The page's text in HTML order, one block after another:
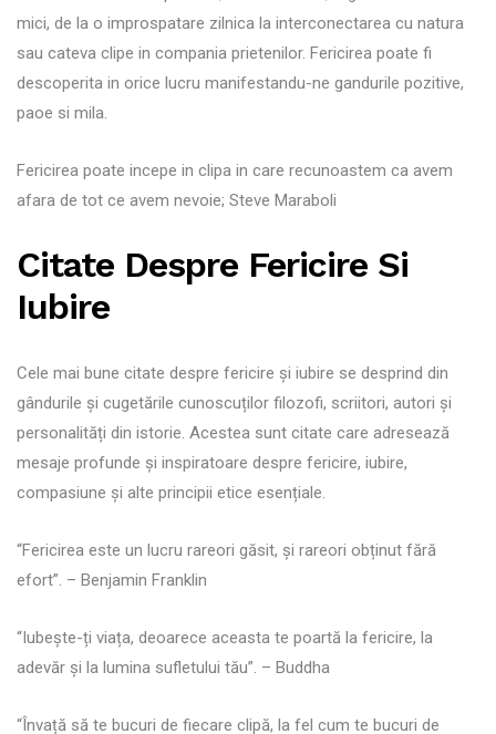
mici, de la o improspatare zilnica la interconectarea cu natura
sau cateva clipe in compania prietenilor. Fericirea poate fi
descoperita in orice lucru manifestandu-ne gandurile pozitive,
paoe si mila.
Fericirea poate incepe in clipa in care recunoastem ca avem
afara de tot ce avem nevoie; Steve Maraboli
Citate Despre Fericire Si
Iubire
Cele mai bune citate despre fericire și iubire se desprind din
gândurile și cugetările cunoscuților filozofi, scriitori, autori și
personalități din istorie. Acestea sunt citate care adresează
mesaje profunde și inspiratoare despre fericire, iubire,
compasiune și alte principii etice esențiale.
“Fericirea este un lucru rareori găsit, și rareori obținut fără
efort”. – Benjamin Franklin
“Iubește-ți viața, deoarece aceasta te poartă la fericire, la
adevăr și la lumina sufletului tău”. – Buddha
“Învață să te bucuri de fiecare clipă, la fel cum te bucuri de